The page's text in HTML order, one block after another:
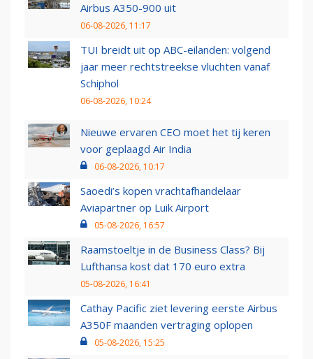
Airbus A350-900 uit
06-08-2026, 11:17
TUI breidt uit op ABC-eilanden: volgend
jaar meer rechtstreekse vluchten vanaf
Schiphol
06-08-2026, 10:24
Nieuwe ervaren CEO moet het tij keren
voor geplaagd Air India
06-08-2026, 10:17
Saoedi’s kopen vrachtafhandelaar
Aviapartner op Luik Airport
05-08-2026, 16:57
Raamstoeltje in de Business Class? Bij
Lufthansa kost dat 170 euro extra
05-08-2026, 16:41
Cathay Pacific ziet levering eerste Airbus
A350F maanden vertraging oplopen
05-08-2026, 15:25